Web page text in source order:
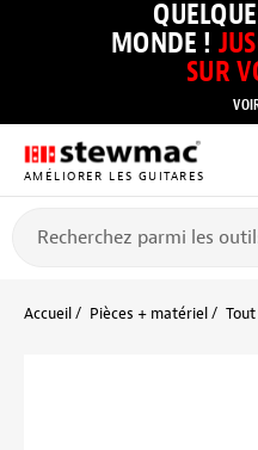
MONDE !
SUR
AMÉLIORER LES GUITARES
Accueil Pièces + matériel